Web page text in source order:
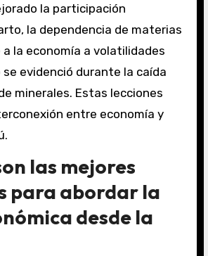
la participación
la dependencia de materias
a la economía a volatilidades
evidenció durante la caída
minerales. Estas lecciones
entre economía y
las mejores
para abordar la
desde la